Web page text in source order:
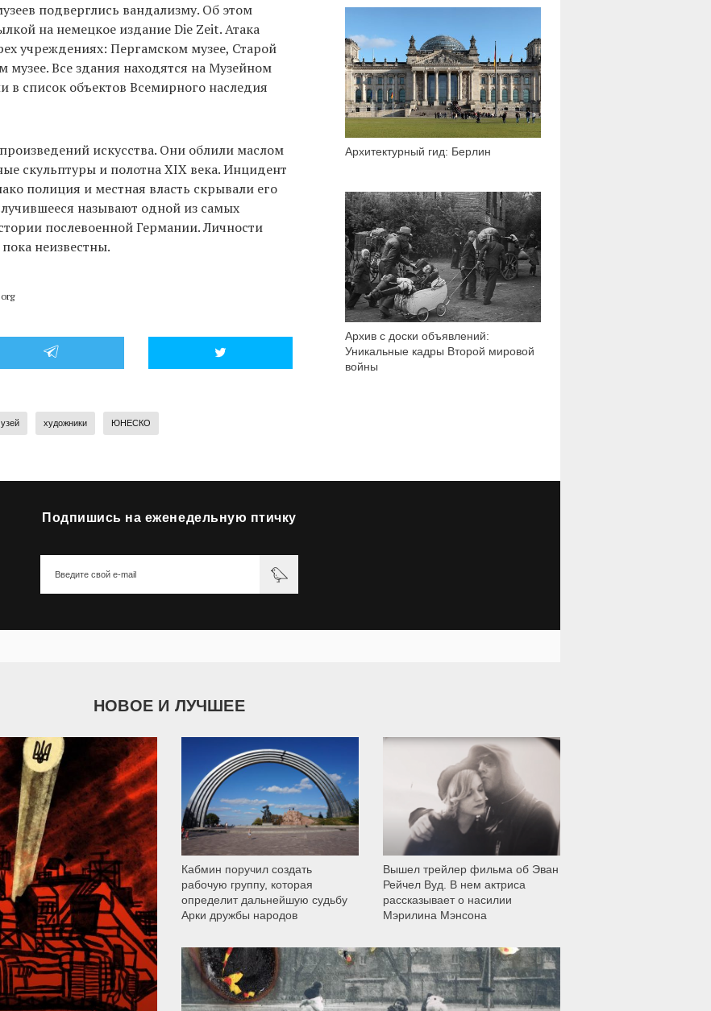
подверглись вандализму. Об этом
на немецкое издание Die Zeit. Атака
учреждениях: Пергамском музее, Старой
музее. Все здания находятся на Музейном
в список объектов Всемирного наследия
искусства. Они облили маслом
скульптуры и полотна XIX века. Инцидент
полиция и местная власть скрывали его
называют одной из самых
послевоенной Германии. Личности
неизвестны.
художники ЮНЕСКО
Архитектурный гид: Берлин
Архив с доски объявлений:
Уникальные кадры Второй мировой
войны
173 711
Подпишись на еженедельную птичку
НОВОЕ И ЛУЧШЕЕ
Кабмин поручил создать
рабочую группу, которая
определит дальнейшую судьбу
Арки дружбы народов
9 787
Вышел трейлер фильма об Эван
Рейчел Вуд. В нем актриса
рассказывает о насилии
Мэрилина Мэнсона
12 299